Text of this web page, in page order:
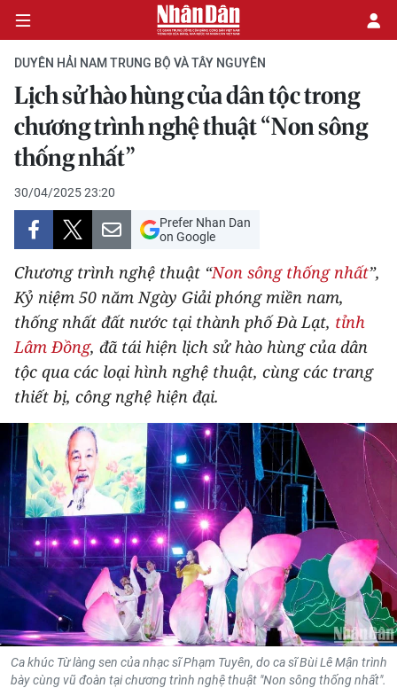
CHÍNH TRỊ
KINH TẾ
VĂN HÓA
XÃ HỘI
PHÁP LUẬT
DU LỊCH
THẾ GIỚI
THỂ THAO
GIÁO DỤC
Y TẾ
KHOA HỌC - CÔNG NGHỆ
MÔI TRƯỜNG
BẠN ĐỌC
KIỂM CHỨNG THÔNG TIN
DUYÊN HẢI NAM TRUNG BỘ VÀ TÂY NGUYÊN
Lịch sử hào hùng của dân tộc trong
chương trình nghệ thuật “Non sông
thống nhất”
30/04/2025 23:20
Prefer Nhan Dan
on Google
Chương trình nghệ thuật “Non sông thống nhất”,
Kỷ niệm 50 năm Ngày Giải phóng miền nam,
thống nhất đất nước tại thành phố Đà Lạt, tỉnh
Lâm Đồng, đã tái hiện lịch sử hào hùng của dân
tộc qua các loại hình nghệ thuật, cùng các trang
thiết bị, công nghệ hiện đại.
Ca khúc Từ làng sen của nhạc sĩ Phạm Tuyên, do ca sĩ Bùi Lê Mận trình
bày cùng vũ đoàn tại chương trình nghệ thuật "Non sông thống nhất".